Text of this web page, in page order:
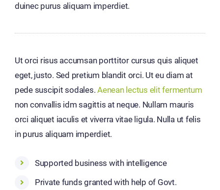
duinec purus aliquam imperdiet.
Ut orci risus accumsan porttitor cursus quis aliquet
eget, justo. Sed pretium blandit orci. Ut eu diam at
pede suscipit sodales.Aenean lectus elit fermentum
non convallis idm sagittis at neque. Nullam mauris
orci aliquet iaculis et viverra vitae ligula. Nulla ut felis
in purus aliquam imperdiet.
Supported business with intelligence
Private funds granted with help of Govt.